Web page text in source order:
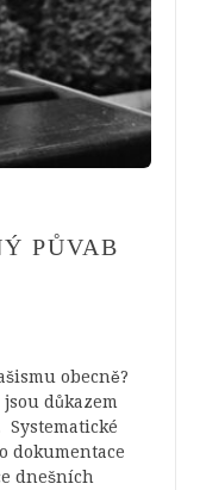
PŮVAB
obecně?
důkazem
Systematické
dokumentace
dnešních